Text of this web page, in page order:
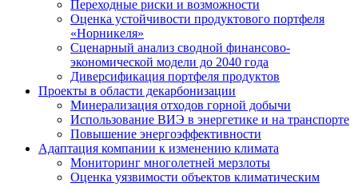
Переходные риски и возможности
Оценка устойчивости продуктового портфеля
«Норникеля»
Сценарный анализ сводной финансово-
экономической модели до 2040 года
Диверсификация портфеля продуктов
Проекты в области декарбонизации
Минерализация отходов горной добычи
Использование ВИЭ в энергетике и на транспорте
Повышение энергоэффективности
Адаптация компании к изменению климата
Мониторинг многолетней мерзлоты
Оценка уязвимости объектов климатическим